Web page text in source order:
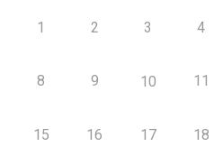
1 2 3 4
8 9 10 11
15 16 17 18